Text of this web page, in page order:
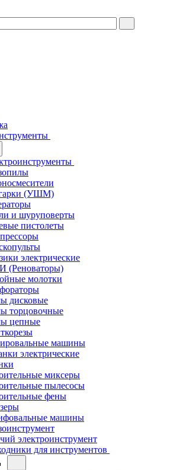
(УШМ)
и шуруповерты
пистолеты
электрические
(Реноваторы)
молотки
дисковые
торцовочные
цепные
машины
электрические
миксеры
пылесосы
фены
машины
электроинструмент
для инструментов